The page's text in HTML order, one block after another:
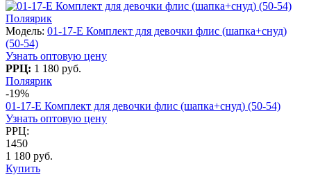
Поляярик
Модель: 01-17-E Комплект для девочки флис (шапка+снуд)
(50-54)
Узнать оптовую цену
РРЦ: 1 180 руб.
Поляярик
-19%
01-17-E Комплект для девочки флис (шапка+снуд) (50-54)
Узнать оптовую цену
РРЦ:
1450
1 180 руб.
Купить